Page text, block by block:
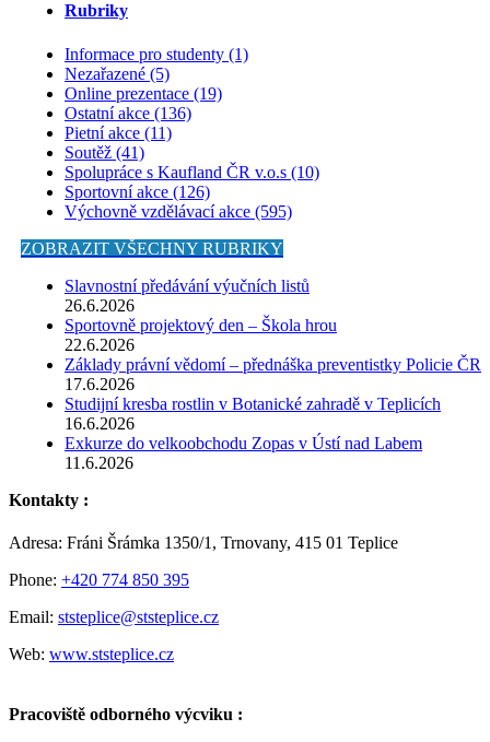
Rubriky
Informace pro studenty (1)
Nezařazené (5)
Online prezentace (19)
Ostatní akce (136)
Pietní akce (11)
Soutěž (41)
Spolupráce s Kaufland ČR v.o.s (10)
Sportovní akce (126)
Výchovně vzdělávací akce (595)
ZOBRAZIT VŠECHNY RUBRIKY
Slavnostní předávání výučních listů
26.6.2026
Sportovně projektový den – Škola hrou
22.6.2026
Základy právní vědomí – přednáška preventistky Policie ČR
17.6.2026
Studijní kresba rostlin v Botanické zahradě v Teplicích
16.6.2026
Exkurze do velkoobchodu Zopas v Ústí nad Labem
11.6.2026
Kontakty :
Adresa: Fráni Šrámka 1350/1, Trnovany, 415 01 Teplice
Phone: +420 774 850 395
Email: ststeplice@ststeplice.cz
Web: www.ststeplice.cz
Pracoviště odborného výcviku :